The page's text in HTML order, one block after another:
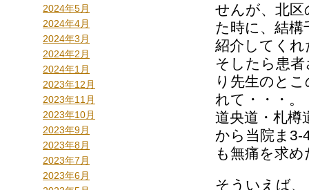
2024年5月
2024年4月
2024年3月
2024年2月
2024年1月
2023年12月
2023年11月
2023年10月
2023年9月
2023年8月
2023年7月
2023年6月
せんが、北区
た時に、結構
紹介してく
そしたら患
り先生のと
れて・・・。
道央道・札樽
から当院ま3-
も無痛を求
そういえば